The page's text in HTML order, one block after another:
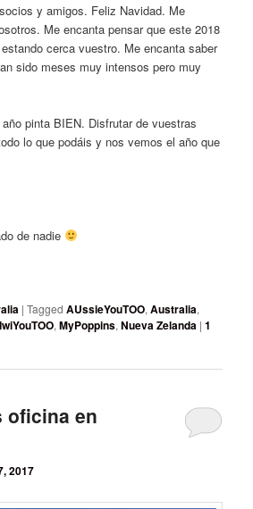
y amigos. Feliz Navidad. Me
Me encanta pensar que este 2018
cerca vuestro. Me encanta saber
sido meses muy intensos pero muy
pinta BIEN. Disfrutar de vuestras
lo que podáis y nos vemos el año que
de nadie
|Tagged AUssieYouTOO,Australia,
,MyPoppins,Nueva Zelanda |1
oficina en
2017